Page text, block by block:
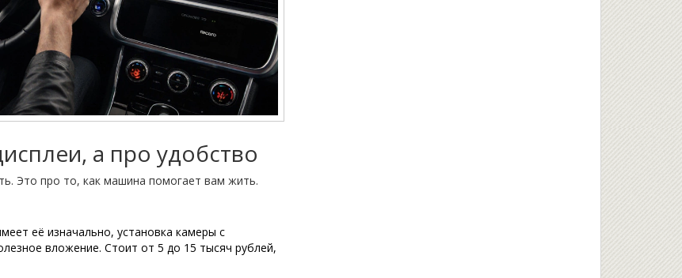
а про удобство
Это про то, как машина помогает вам жить.
её изначально, установка камеры с
вложение. Стоит от 5 до 15 тысяч рублей,